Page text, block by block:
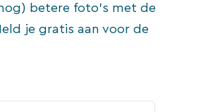
betere foto's met de
je gratis aan voor de